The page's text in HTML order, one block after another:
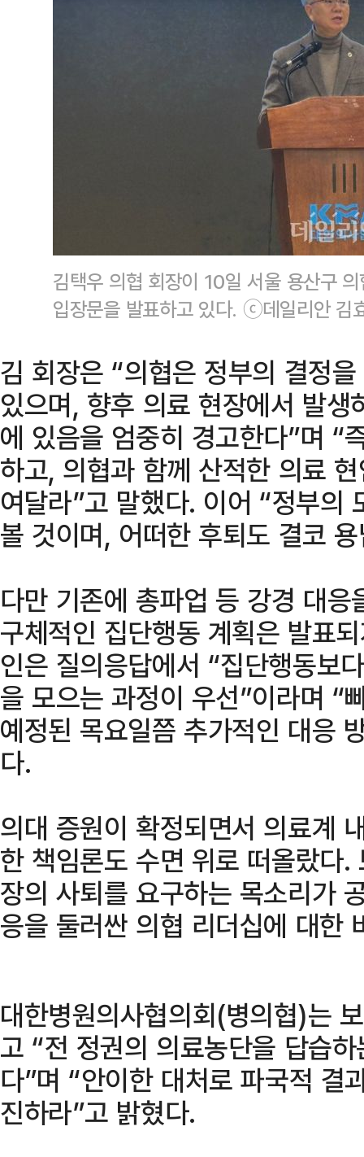
김택우 의협 회장이 10일 서울 용산구
입장문을 발표하고 있다. ⓒ데일리안 김
김 회장은 “의협은 정부의 결정
있으며, 향후 의료 현장에서 발
에 있음을 엄중히 경고한다”며 “
하고, 의협과 함께 산적한 의료
여달라”고 말했다. 이어 “정부의
볼 것이며, 어떠한 후퇴도 결코
다만 기존에 총파업 등 강경 대
구체적인 집단행동 계획은 발표
인은 질의응답에서 “집단행동보
을 모으는 과정이 우선”이라며 “
예정된 목요일쯤 추가적인 대응
다.
의대 증원이 확정되면서 의료계
한 책임론도 수면 위로 떠올랐다
장의 사퇴를 요구하는 목소리가
응을 둘러싼 의협 리더십에 대한
대한병원의사협의회(병의협)는
고 “전 정권의 의료농단을 답습
다”며 “안이한 대처로 파국적 결
진하라”고 밝혔다.